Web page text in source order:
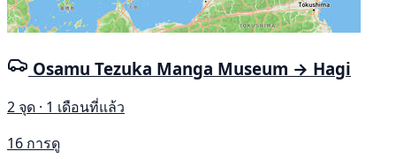
Osamu Tezuka Manga Museum → Hagi
2 จุด · 1 เดือนที่แล้ว
16 การดู